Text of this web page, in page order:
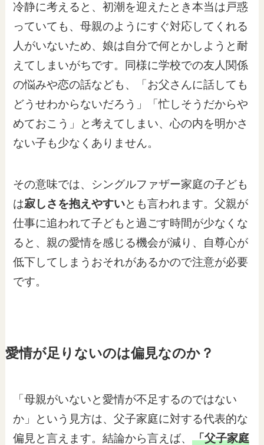
冷静に考えると、初潮を迎えたとき本当は戸惑
っていても、母親のようにすぐ対応してくれる
人がいないため、娘は自分で何とかしようと耐
えてしまいがちです。同様に学校での友人関係
の悩みや恋の話なども、「お父さんに話しても
どうせわからないだろう」「忙しそうだからや
めておこう」と考えてしまい、心の内を明かさ
ない子も少なくありません。
その意味では、シングルファザー家庭の子ども
は寂しさを抱えやすいとも言われます。父親が
仕事に追われて子どもと過ごす時間が少なくな
ると、親の愛情を感じる機会が減り、自尊心が
低下してしまうおそれがあるかので注意が必要
です。
愛情が足りないのは偏見なのか？
「母親がいないと愛情が不足するのではない
か」という見方は、父子家庭に対する代表的な
偏見と言えます。結論から言えば、「父子家庭